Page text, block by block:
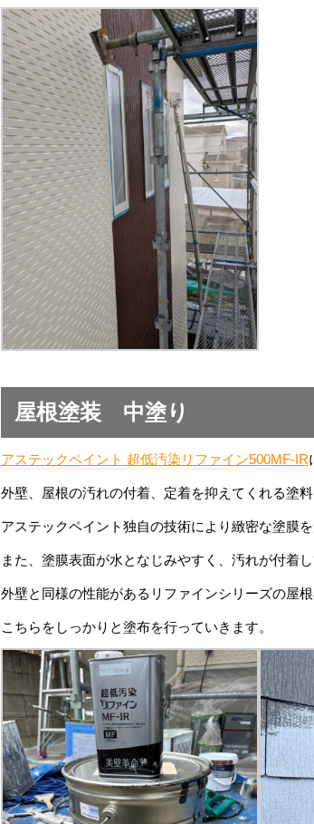
屋根塗装 中塗り
アステックペイント 超低汚染リファイン500MF-IR
外壁、屋根の汚れの付着、定着を抑えてくれる塗料
アステックペイント独自の技術により緻密な塗膜
また、塗膜表面が水となじみやすく、汚れが付着
外壁と同様の性能があるリファインシリーズの屋根
こちらをしっかりと塗布を行っていきます。